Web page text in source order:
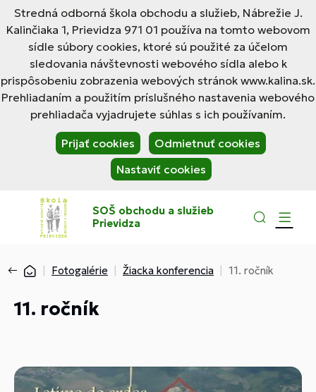
Stredná odborná škola obchodu a služieb, Nábrežie J.
Kalinčiaka 1, Prievidza 971 01 používa na tomto webovom
sídle súbory cookies, ktoré sú použité za účelom
sledovania návštevnosti webového sídla alebo k
prispôsobeniu zobrazenia webových stránok www.kalina.sk.
Prehliadaním a použitím príslušného nastavenia webového
prehliadača vyjadrujete súhlas s ich používaním.
Prijať cookies
Odmietnuť cookies
Nastaviť cookies
SOŠ obchodu a služieb
Prievidza
Fotogalérie Žiacka konferencia 11. ročník
11. ročník